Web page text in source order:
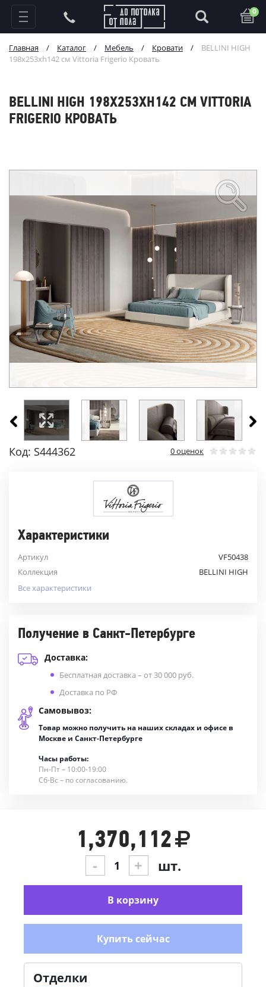
0
Главная / Каталог / Мебель / Кровати /
BELLINI HIGH
198x253xh142 см Vittoria Frigerio Кровать
BELLINI HIGH 198X253XH142 СМ VITTORIA
FRIGERIO КРОВАТЬ
Код: S444362 0 оценок
Характеристики
Артикул
VF50438
Коллекция
BELLINI HIGH
Все характеристики
Получение в Санкт-Петербурге
Доставка:
Бесплатная доставка – от 30 000 руб.
Доставка по РФ
Самовывоз:
Товар можно получить на наших складах и офисе в
Москве и Санкт-Петербурге
Часы работы:
Пн-Пт – 10:00-19:00
Сб-Вс – по согласованию.
Отделки
1,370,112
- + шт.
В корзину
Купить сейчас